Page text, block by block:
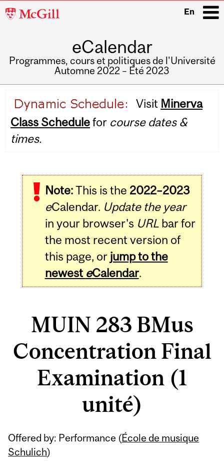
McGill
En
eCalendar
Programmes, cours et politiques de l'Université
Automne 2022 – Été 2023
navigation
Visit Minerva
Class Schedulefor course dates &
times.
Note:This is the 2022–2023
eCalendar. Update the year
in your browser's URLbar for
the most recent version of
this page, or jump to the
newest eCalendar.
MUIN 283 BMus
Concentration Final
Examination (1
unité)
Offered by: Performance (École de musique
Schulich)
Related
Content